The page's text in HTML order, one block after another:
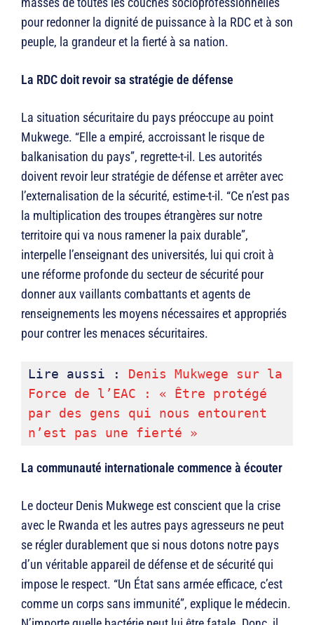
pour redonner la dignité de puissance à la RDC et à son
peuple, la grandeur et la fierté à sa nation.
La RDC doit revoir sa stratégie de défense
La situation sécuritaire du pays préoccupe au point
Mukwege. “Elle a empiré, accroissant le risque de
balkanisation du pays”, regrette-t-il. Les autorités
doivent revoir leur stratégie de défense et arrêter avec
l’externalisation de la sécurité, estime-t-il. “Ce n’est pas
la multiplication des troupes étrangères sur notre
territoire qui va nous ramener la paix durable”,
interpelle l’enseignant des universités, lui qui croit à
une réforme profonde du secteur de sécurité pour
donner aux vaillants combattants et agents de
renseignements les moyens nécessaires et appropriés
pour contrer les menaces sécuritaires.
Lire aussi : Denis Mukwege sur la
Force de l’EAC : « Être protégé
par des gens qui nous entourent
n’est pas une fierté »
La communauté internationale commence à écouter
Le docteur Denis Mukwege est conscient que la crise
avec le Rwanda et les autres pays agresseurs ne peut
se régler durablement que si nous dotons notre pays
d’un véritable appareil de défense et de sécurité qui
impose le respect. “Un État sans armée efficace, c’est
comme un corps sans immunité”, explique le médecin.